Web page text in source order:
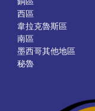
西區
韋拉克魯斯區
南區
墨西哥其他地區
秘魯